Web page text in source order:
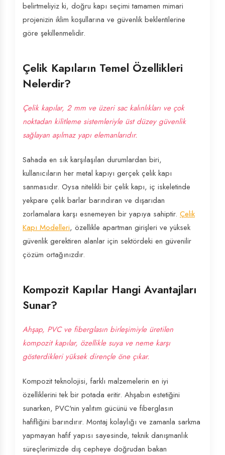
belirtmeliyiz ki, doğru kapı seçimi tamamen mimari
projenizin iklim koşullarına ve güvenlik beklentilerine
göre şekillenmelidir.
Çelik Kapıların Temel Özellikleri
Nelerdir?
Çelik kapılar, 2 mm ve üzeri sac kalınlıkları ve çok
noktadan kilitleme sistemleriyle üst düzey güvenlik
sağlayan aşılmaz yapı elemanlarıdır.
Sahada en sık karşılaşılan durumlardan biri,
kullanıcıların her metal kapıyı gerçek çelik kapı
sanmasıdır. Oysa nitelikli bir çelik kapı, iç iskeletinde
yekpare çelik barlar barındıran ve dışarıdan
zorlamalara karşı esnemeyen bir yapıya sahiptir. Çelik
Kapı Modelleri, özellikle apartman girişleri ve yüksek
güvenlik gerektiren alanlar için sektördeki en güvenilir
çözüm ortağınızdır.
Kompozit Kapılar Hangi Avantajları
Sunar?
Ahşap, PVC ve fiberglasın birleşimiyle üretilen
kompozit kapılar, özellikle suya ve neme karşı
gösterdikleri yüksek dirençle öne çıkar.
Kompozit teknolojisi, farklı malzemelerin en iyi
özelliklerini tek bir potada eritir. Ahşabın estetiğini
sunarken, PVC'nin yalıtım gücünü ve fiberglasın
hafifliğini barındırır. Montaj kolaylığı ve zamanla sarkma
yapmayan hafif yapısı sayesinde, teknik danışmanlık
süreçlerimizde dış cepheye doğrudan bakan